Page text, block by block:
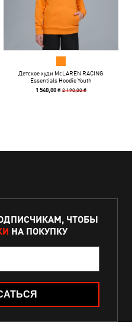
Детское худи McLAREN RACING
Essentials Hoodie Youth
1 540,00 ₴2 190,00 ₴
ЧТОБЫ
НА ПОКУПКУ